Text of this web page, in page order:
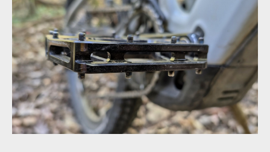
Pembree D3A Large - britská preciznost s nekompromisním
gripem
Pembree D3A Large - britská preciznost s nekompromisním
gripem